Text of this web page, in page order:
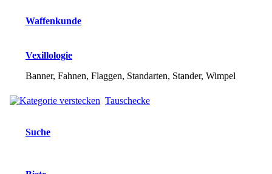
Waffenkunde
Vexillologie
Banner, Fahnen, Flaggen, Standarten, Stander, Wimpel
Tauschecke
Suche